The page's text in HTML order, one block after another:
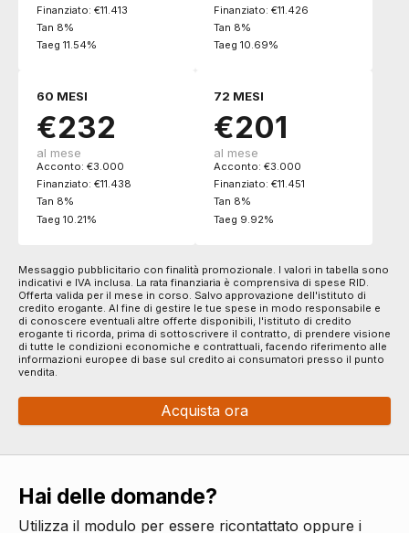
Finanziato: €11.413
Tan 8%
Taeg 11.54%
Finanziato: €11.426
Tan 8%
Taeg 10.69%
60 MESI
€232
al mese
Acconto: €3.000
Finanziato: €11.438
Tan 8%
Taeg 10.21%
72 MESI
€201
al mese
Acconto: €3.000
Finanziato: €11.451
Tan 8%
Taeg 9.92%
Messaggio pubblicitario con finalità promozionale. I valori in tabella sono
indicativi e IVA inclusa. La rata finanziaria è comprensiva di spese RID.
Offerta valida per il mese in corso. Salvo approvazione dell'istituto di
credito erogante. Al fine di gestire le tue spese in modo responsabile e
di conoscere eventuali altre offerte disponibili, l'istituto di credito
erogante ti ricorda, prima di sottoscrivere il contratto, di prendere visione
di tutte le condizioni economiche e contrattuali, facendo riferimento alle
informazioni europee di base sul credito ai consumatori presso il punto
vendita.
Acquista ora
Hai delle domande?
Utilizza il modulo per essere ricontattato oppure i